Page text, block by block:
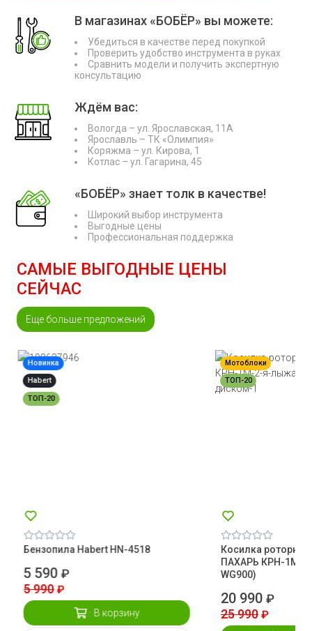
В магазинах «БОБЁР» вы можете:
Убедиться в качестве перед покупкой
Проверить удобство инструмента в руках
Сравнить модели и получить экспертную
консультацию
Ждём вас:
Вологда – ул. Ярославская, 11А
Ярославль – ТК «Олимпия»
Коряжма – ул. Кирова, 1
Котлас – ул. Гагарина, 45
«БОБЁР» знает толк в качестве!
Широкий выбор инструмента
Выгодные цены
Профессиональная поддержка
САМЫЕ ВЫГОДНЫЕ ЦЕНЫ
СЕЙЧАС
Еще больше предложений
Новинка
Habert
ТОП-20
Бензопила Habert HN-4518
5 590₽
5 990 ₽
В корзину
Мотоблоки
ТОП-20
Косилка роторная
ПАХАРЬ КРН-1М
WG900)
20 990 ₽
25 990 ₽